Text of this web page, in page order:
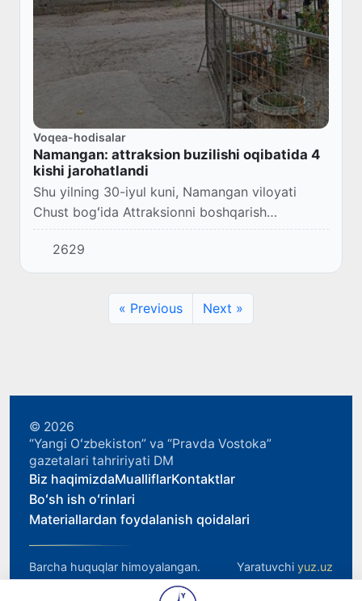
Voqea-hodisalar
Namangan: attraksion buzilishi oqibatida 4
kishi jarohatlandi
Shu yilning 30-iyul kuni, Namangan viloyati
Chust bogʻida Attraksionni boshqarish
davomida texnik nosozlik yuz berdi.
2629
« Previous Next »
© 2026
“Yangi Oʻzbekiston” va “Pravda Vostoka”
gazetalari tahririyati DM
Biz haqimizdaMualliflarKontaktlar
Boʻsh ish oʻrinlari
Materiallardan foydalanish qoidalari
Barcha huquqlar himoyalangan. Yaratuvchi yuz.uz